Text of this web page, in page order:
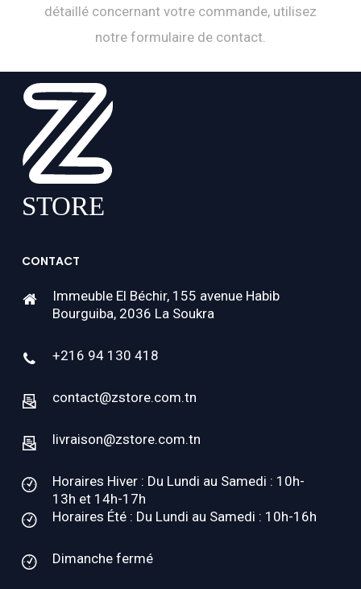
détaillé concernant votre commande, utilisez
notre formulaire de contact.
CONTACT
Immeuble El Béchir, 155 avenue Habib
Bourguiba, 2036 La Soukra
+216 94 130 418
contact@zstore.com.tn
livraison@zstore.com.tn
Horaires Hiver : Du Lundi au Samedi : 10h-
13h et 14h-17h
Horaires Été : Du Lundi au Samedi : 10h-16h
Dimanche fermé